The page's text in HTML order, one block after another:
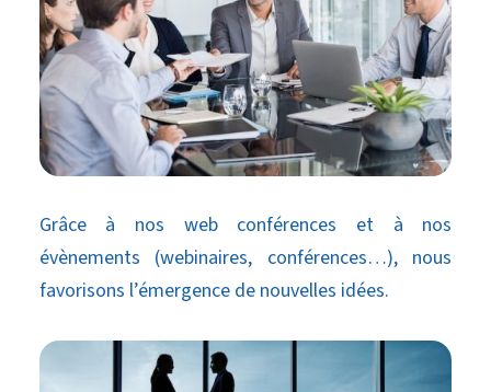
Grâce à nos web conférences et à nos
évènements (webinaires, conférences…), nous
favorisons l’émergence de nouvelles idées.